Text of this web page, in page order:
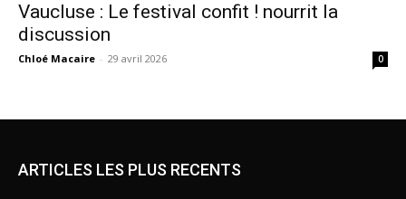
Vaucluse : Le festival confit ! nourrit la
discussion
Chloé Macaire - 29 avril 2026 0
ARTICLES LES PLUS RECENTS